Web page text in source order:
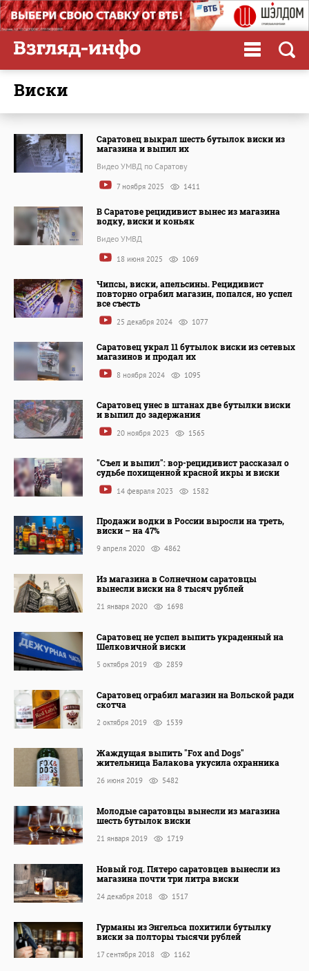
виски
Саратовец выкрал шесть бутылок виски из
магазина и выпил их
Видео УМВД по Саратову
7 ноября 2025 1411
В Саратове рецидивист вынес из магазина
водку, виски и коньяк
Видео УМВД
18 июня 2025 1069
Чипсы, виски, апельсины. Рецидивист
повторно ограбил магазин, попался, но успел
все съесть
25 декабря 2024 1077
Саратовец украл 11 бутылок виски из сетевых
магазинов и продал их
8 ноября 2024 1095
Саратовец унес в штанах две бутылки виски
и выпил до задержания
20 ноября 2023 1565
"Съел и выпил": вор-рецидивист рассказал о
судьбе похищенной красной икры и виски
14 февраля 2023 1582
Продажи водки в России выросли на треть,
виски – на 47%
9 апреля 2020 4862
Из магазина в Солнечном саратовцы
вынесли виски на 8 тысяч рублей
21 января 2020 1698
Саратовец не успел выпить украденный на
Шелковичной виски
5 октября 2019 2859
Саратовец ограбил магазин на Вольской ради
скотча
2 октября 2019 1539
Жаждущая выпить "Fox and Dogs"
жительница Балакова укусила охранника
26 июня 2019 5482
Молодые саратовцы вынесли из магазина
шесть бутылок виски
21 января 2019 1719
Новый год. Пятеро саратовцев вынесли из
магазина почти три литра виски
24 декабря 2018 1517
Гурманы из Энгельса похитили бутылку
виски за полторы тысячи рублей
17 сентября 2018 1162